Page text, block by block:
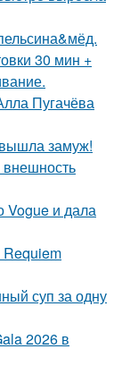
30 мин +
Пугачёва
замуж!
Vogue и дала
суп за одну
2026 в